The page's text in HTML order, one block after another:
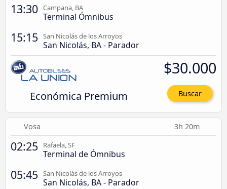
13:30 Campana, BA
Terminal Ómnibus
15:15 San Nicolás de los Arroyos
San Nicolás, BA - Parador
Económica Premium
$30.000
Buscar
Vosa 3h 20m
02:25 Rafaela, SF
Terminal de Ómnibus
05:45 San Nicolás de los Arroyos
San Nicolás, BA - Parador